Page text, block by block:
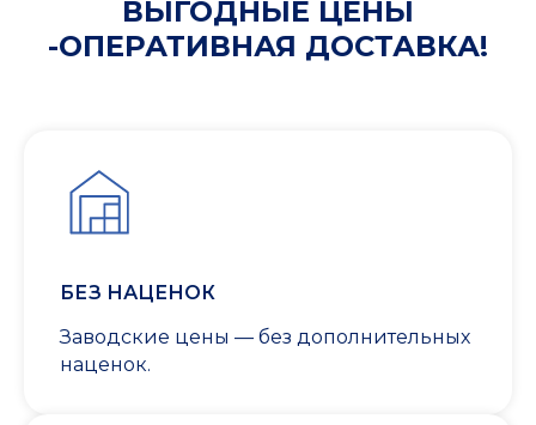
ВЫГОДНЫЕ ЦЕНЫ
-ОПЕРАТИВНАЯ ДОСТАВКА!
БЕЗ НАЦЕНОК
Заводские цены — без дополнительных
наценок.